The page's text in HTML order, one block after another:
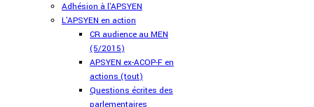
Adhésion à l'APSYEN
L'APSYEN en action
CR audience au MEN
(5/2015)
APSYEN ex-ACOP-F en
actions (tout)
Questions écrites des
parlementaires